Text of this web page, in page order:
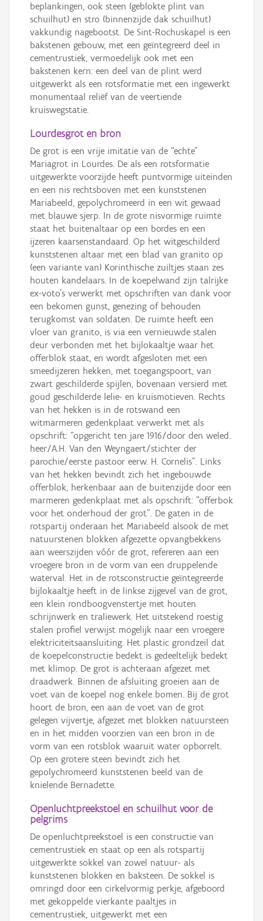
beplankingen, ook steen (geblokte plint van
schuilhut) en stro (binnenzijde dak schuilhut)
vakkundig nagebootst. De Sint-Rochuskapel is een
bakstenen gebouw, met een geïntegreerd deel in
cementrustiek, vermoedelijk ook met een
bakstenen kern: een deel van de plint werd
uitgewerkt als een rotsformatie met een ingewerkt
monumentaal reliëf van de veertiende
kruiswegstatie.
Lourdesgrot en bron
De grot is een vrije imitatie van de “echte”
Mariagrot in Lourdes. De als een rotsformatie
uitgewerkte voorzijde heeft puntvormige uiteinden
en een nis rechtsboven met een kunststenen
Mariabeeld, gepolychromeerd in een wit gewaad
met blauwe sjerp. In de grote nisvormige ruimte
staat het buitenaltaar op een bordes en een
ijzeren kaarsenstandaard. Op het witgeschilderd
kunststenen altaar met een blad van granito op
(een variante van) Korinthische zuiltjes staan zes
houten kandelaars. In de koepelwand zijn talrijke
ex-voto’s verwerkt met opschriften van dank voor
een bekomen gunst, genezing of behouden
terugkomst van soldaten. De ruimte heeft een
vloer van granito, is via een vernieuwde stalen
deur verbonden met het bijlokaaltje waar het
offerblok staat, en wordt afgesloten met een
smeedijzeren hekken, met toegangspoort, van
zwart geschilderde spijlen, bovenaan versierd met
goud geschilderde lelie- en kruismotieven. Rechts
van het hekken is in de rotswand een
witmarmeren gedenkplaat verwerkt met als
opschrift: “opgericht ten jare 1916/door den weled.
heer/A.H. Van den Weyngaert/stichter der
parochie/eerste pastoor eerw. H. Cornelis”. Links
van het hekken bevindt zich het ingebouwde
offerblok, herkenbaar aan de buitenzijde door een
marmeren gedenkplaat met als opschrift: ”offerbok
voor het onderhoud der grot”. De gaten in de
rotspartij onderaan het Mariabeeld alsook de met
natuurstenen blokken afgezette opvangbekkens
aan weerszijden vóór de grot, refereren aan een
vroegere bron in de vorm van een druppelende
waterval. Het in de rotsconstructie geïntegreerde
bijlokaaltje heeft in de linkse zijgevel van de grot,
een klein rondboogvenstertje met houten
schrijnwerk en traliewerk. Het uitstekend roestig
stalen profiel verwijst mogelijk naar een vroegere
elektriciteitsaansluiting. Het plastic grondzeil dat
de koepelconstructie bedekt is gedeeltelijk bedekt
met klimop. De grot is achteraan afgezet met
draadwerk. Binnen de afsluiting groeien aan de
voet van de koepel nog enkele bomen. Bij de grot
hoort de bron, een aan de voet van de grot
gelegen vijvertje, afgezet met blokken natuursteen
en in het midden voorzien van een bron in de
vorm van een rotsblok waaruit water opborrelt.
Op een grotere steen bevindt zich het
gepolychromeerd kunststenen beeld van de
knielende Bernadette.
Openluchtpreekstoel en schuilhut voor de
pelgrims
De openluchtpreekstoel is een constructie van
cementrustiek en staat op een als rotspartij
uitgewerkte sokkel van zowel natuur- als
kunststenen blokken en baksteen. De sokkel is
omringd door een cirkelvormig perkje, afgeboord
met gekoppelde vierkante paaltjes in
cementrustiek, uitgewerkt met een